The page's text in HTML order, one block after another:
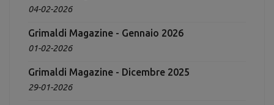
04-02-2026
Grimaldi Magazine - Gennaio 2026
01-02-2026
Grimaldi Magazine - Dicembre 2025
29-01-2026